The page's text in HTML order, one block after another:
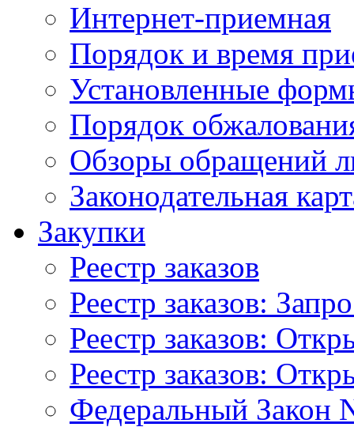
Интернет-приемная
Порядок и время
Установленные
Порядок
Обзоры обращений
Законодательная
Закупки
Реестр заказов
Реестр заказов:
Реестр заказов:
Реестр заказов:
Федеральный Закон